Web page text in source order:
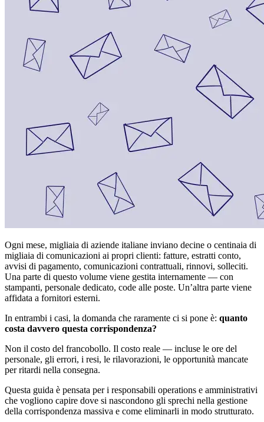
Ogni mese, migliaia di aziende italiane inviano decine o centinaia di
migliaia di comunicazioni ai propri clienti: fatture, estratti conto,
avvisi di pagamento, comunicazioni contrattuali, rinnovi, solleciti.
Una parte di questo volume viene gestita internamente — con
stampanti, personale dedicato, code alle poste. Un’altra parte viene
affidata a fornitori esterni.
In entrambi i casi, la domanda che raramente ci si pone è: quanto
costa davvero questa corrispondenza?
Non il costo del francobollo. Il costo reale — incluse le ore del
personale, gli errori, i resi, le rilavorazioni, le opportunità mancate
per ritardi nella consegna.
Questa guida è pensata per i responsabili operations e amministrativi
che vogliono capire dove si nascondono gli sprechi nella gestione
della corrispondenza massiva e come eliminarli in modo strutturato.